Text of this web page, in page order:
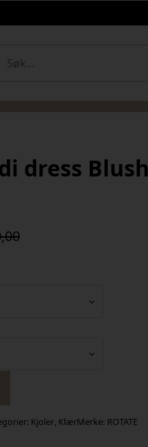
dress
Kjoler, KlærMerke: ROTATE